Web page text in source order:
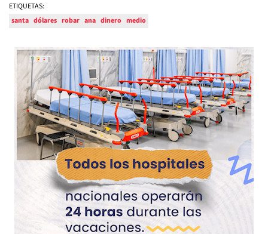
ETIQUETAS:
santa dólares robar ana dinero medio